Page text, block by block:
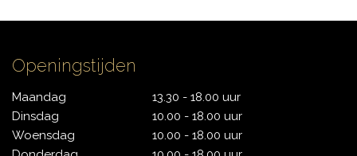
Openingstijden
Maandag
Dinsdag
Woensdag
13.30 - 18.00 uur
10.00 - 18.00 uur
10.00 - 18.00 uur